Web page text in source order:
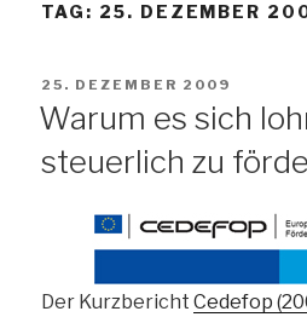
TAG: 25. DEZEMBER
VERÖFFENTLICHT
25. DEZEMBER 2009
Warum es sich
steuerlich zu
Der Kurzbericht Cedefop